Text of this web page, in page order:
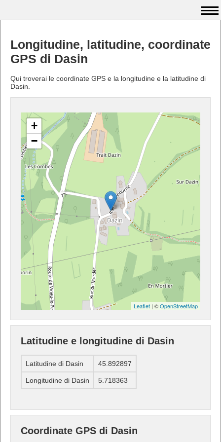
Longitudine, latitudine, coordinate
GPS di Dasin
Qui troverai le coordinate GPS e la longitudine e la latitudine di
Dasin.
+
−
Leaflet | ©OpenStreetMap
Latitudine e longitudine di Dasin
Latitudine di Dasin 45.892897
Longitudine di Dasin 5.718363
Coordinate GPS di Dasin